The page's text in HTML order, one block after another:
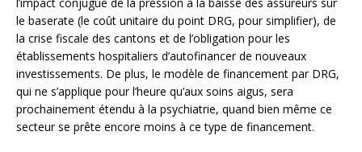
le baserate (le coût unitaire du point DRG, pour simplifier), de
la crise fiscale des cantons et de l’obligation pour les
établissements hospitaliers d’autofinancer de nouveaux
investissements. De plus, le modèle de financement par DRG,
qui ne s’applique pour l’heure qu’aux soins aigus, sera
prochainement étendu à la psychiatrie, quand bien même ce
secteur se prête encore moins à ce type de financement.